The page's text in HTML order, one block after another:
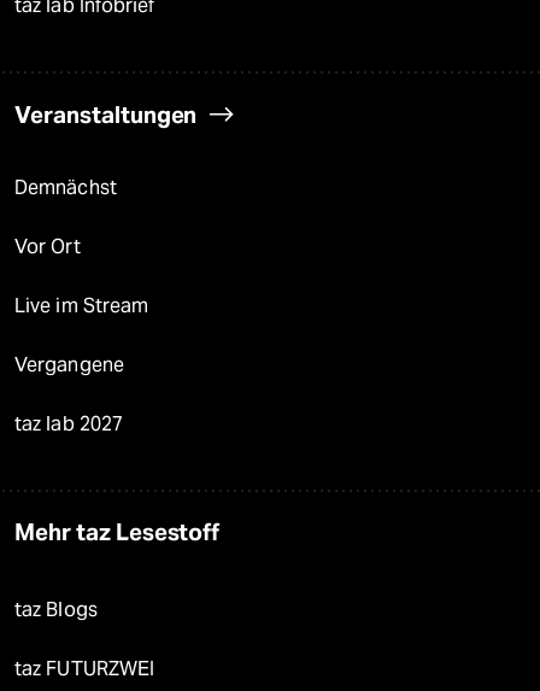
taz lab Infobrief
Veranstaltungen
Demnächst
Vor Ort
Live im Stream
Vergangene
taz lab 2027
Mehr taz Lesestoff
taz Blogs
taz FUTURZWEI